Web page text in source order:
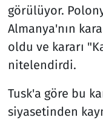
görülüyor.
Almanya'nın
oldu ve kararı
nitelendirdi.
Tusk'a göre bu
siyasetinden